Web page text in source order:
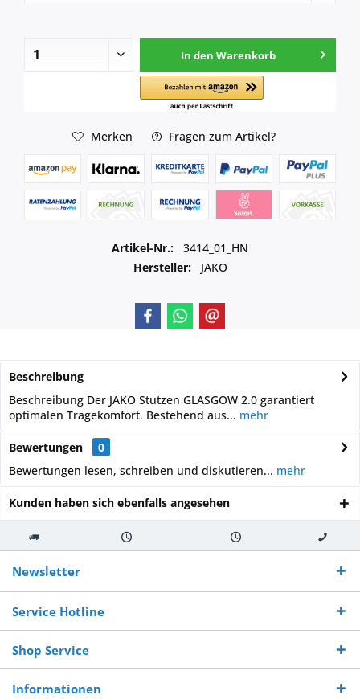
In den Warenkorb
Merken Fragen zum Artikel?
Artikel-Nr.:
3414_01_HN
Hersteller:
JAKO
Beschreibung
Beschreibung Der JAKO Stutzen GLASGOW 2.0 garantiert
optimalen Tragekomfort. Bestehend aus... mehr
Bewertungen
0
Bewertungen lesen, schreiben und diskutieren... mehr
Kunden haben sich ebenfalls angesehen
Kostenloser
Versand ab €
250,-
Versand innerhalb von Versand von So erreichen
Sie uns 0160
970 511 90
Newsletter
Service Hotline
Shop Service
Informationen